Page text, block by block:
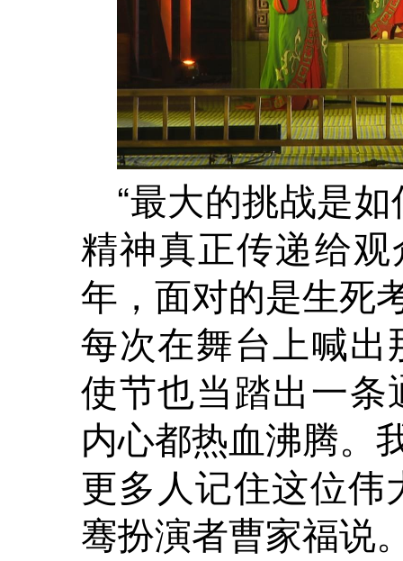
“最大的挑战是
精神真正传递给
年，面对的是生死
每次在舞台上喊出
使节也当踏出一条
内心都热血沸腾。
更多人记住这位伟
骞扮演者曹家福说